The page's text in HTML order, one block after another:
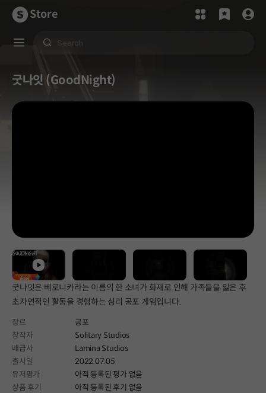
Store
굿나잇 (GoodNight)
굿나잇은 베로니카라는 이름의 한 소녀가 화재로 인해 가족들을 잃은 후
초자연적인 활동을 경험하는 심리 공포 게임입니다.
장르
공포
창작자
Solitary Studios
배급사
Lamina Studios
출시일
2022.07.05
유저평가
아직 등록된 평가 없음
상품 후기
아직 등록된 후기 없음